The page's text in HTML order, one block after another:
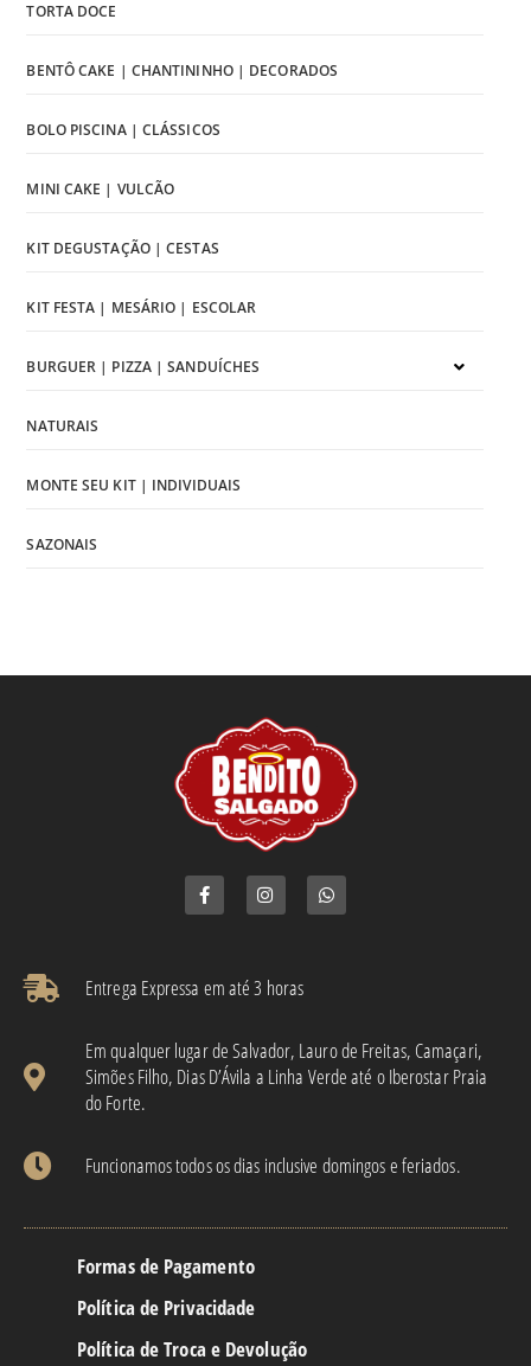
TORTA DOCE
BENTÔ CAKE | CHANTININHO | DECORADOS
BOLO PISCINA | CLÁSSICOS
MINI CAKE | VULCÃO
KIT DEGUSTAÇÃO | CESTAS
KIT FESTA | MESÁRIO | ESCOLAR
BURGUER | PIZZA | SANDUÍCHES
NATURAIS
MONTE SEU KIT | INDIVIDUAIS
SAZONAIS
Entrega Expressa em até 3 horas​
Em qualquer lugar de Salvador, Lauro de Freitas, Camaçari,
Simões Filho, Dias D’Ávila a Linha Verde até o Iberostar Praia
do Forte.
Funcionamos todos os dias inclusive domingos e feriados.
Formas de Pagamento
Política de Privacidade
Política de Troca e Devolução